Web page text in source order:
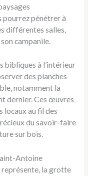
pourrez pénétrer à
différentes salles,
campanile.
bibliques à l’intérieur
des planches
notamment la
dernier. Ces œuvres
locaux au fil des
du savoir-faire
sur bois.
Antoine
représente, la grotte